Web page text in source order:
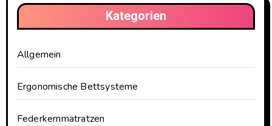
Kategorien
Allgemein
Ergonomische Bettsysteme
Federkernmatratzen